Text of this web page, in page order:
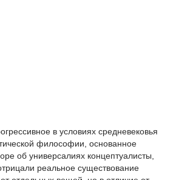
в условиях средневековья
философии, основанное
об универсалиях концептуалисты,
реальное существование